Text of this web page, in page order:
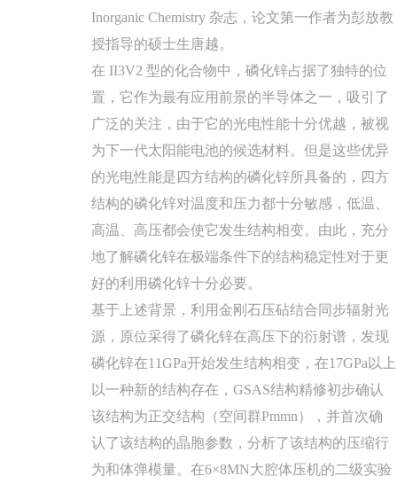
Inorganic Chemistry 杂志，论文第一作者为彭放教
授指导的硕士生唐越。
在 II3V2 型的化合物中，磷化锌占据了独特的位
置，它作为最有应用前景的半导体之一，吸引了
广泛的关注，由于它的光电性能十分优越，被视
为下一代太阳能电池的候选材料。但是这些优异
的光电性能是四方结构的磷化锌所具备的，四方
结构的磷化锌对温度和压力都十分敏感，低温、
高温、高压都会使它发生结构相变。由此，充分
地了解磷化锌在极端条件下的结构稳定性对于更
好的利用磷化锌十分必要。
基于上述背景，利用金刚石压砧结合同步辐射光
源，原位采得了磷化锌在高压下的衍射谱，发现
磷化锌在11GPa开始发生结构相变，在17GPa以上
以一种新的结构存在，GSAS结构精修初步确认
该结构为正交结构（空间群Pmmn），并首次确
认了该结构的晶胞参数，分析了该结构的压缩行
为和体弹模量。在6×8MN大腔体压机的二级实验